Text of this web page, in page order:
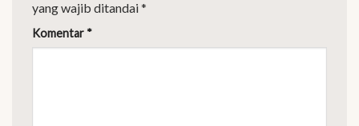
yang wajib ditandai*
Komentar *